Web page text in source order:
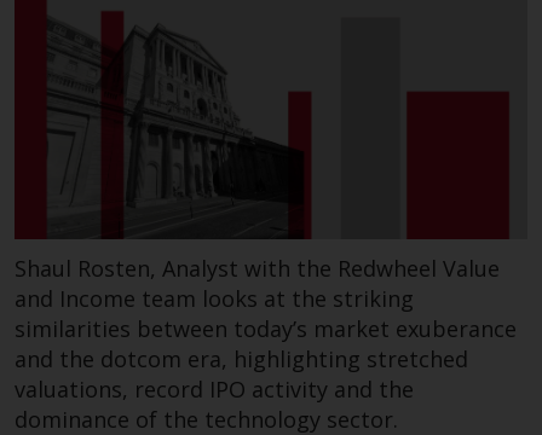
Shaul Rosten, Analyst with the Redwheel Value
and Income team looks at the striking
similarities between today’s market exuberance
and the dotcom era, highlighting stretched
valuations, record IPO activity and the
dominance of the technology sector.